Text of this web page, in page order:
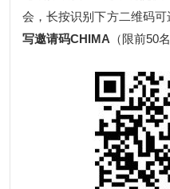
会，长按识别下方二维码可
写邀请码CHIMA （限前50名